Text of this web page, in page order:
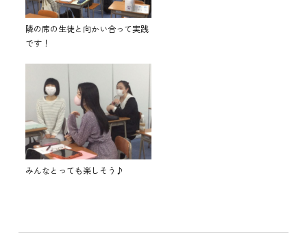
隣の席の生徒と向かい合って実践
です！
みんなとっても楽しそう♪